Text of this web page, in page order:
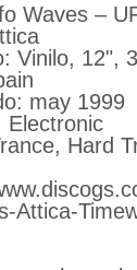
Waves –
Vinilo, 12",
may 1999
Electronic
Hard
Attica-